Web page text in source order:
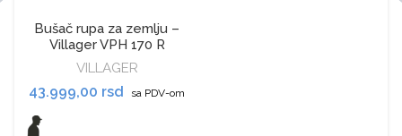
Bušač rupa za zemlju –
Villager VPH 170 R
VILLAGER
43.999,00 rsd sa PDV-om